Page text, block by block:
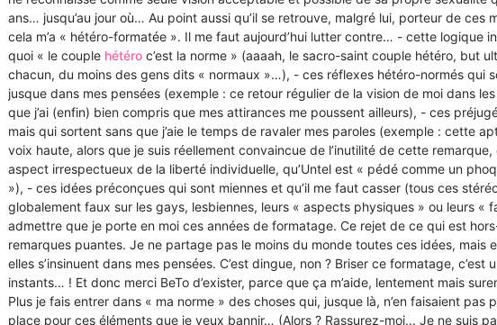
ans… jusqu’au jour où… Au point aussi qu’il se retrouve, malgré lui, porteur de ces
cela m’a « hétéro-formatée ». Il me faut aujourd’hui lutter contre… - cette logique
quoi « le couple hétéro c’est la norme » (aaaah, le sacro-saint couple hétéro, but
chacun, du moins des gens dits « normaux »…), - ces réflexes hétéro-normés qui
jusque dans mes pensées (exemple : ce retour régulier de la vision de moi dans les
que j’ai (enfin) bien compris que mes attirances me poussent ailleurs), - ces
mais qui sortent sans que j’aie le temps de ravaler mes paroles (exemple : cette
voix haute, alors que je suis réellement convaincue de l’inutilité de cette
aspect irrespectueux de la liberté individuelle, qu’Untel est « pédé comme un
»), - ces idées préconçues qui sont miennes et qu’il me faut casser (tous ces
globalement faux sur les gays, lesbiennes, leurs « aspects physiques » ou leurs «
admettre que je porte en moi ces années de formatage. Ce rejet de ce qui est
remarques puantes. Je ne partage pas le moins du monde toutes ces idées, mais
elles s’insinuent dans mes pensées. C’est dingue, non ? Briser ce formatage, c’est
instants… ! Et donc merci BeTo d’exister, parce que ça m’aide, lentement mais
Plus je fais entrer dans « ma norme » des choses qui, jusque là, n’en faisaient pas
place pour ces éléments que je veux bannir… (Alors ? Rassurez-moi... Je ne suis